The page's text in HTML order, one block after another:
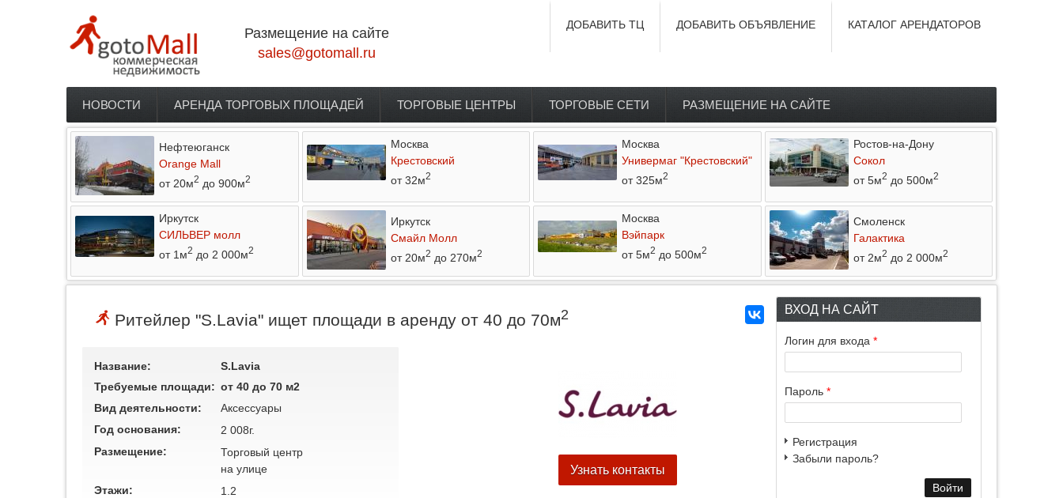
Размещение на сайте
sales@gotomall.ru
КАТАЛОГ АРЕНДАТОРОВ
ДОБАВИТЬ ОБЪЯВЛЕНИЕ
ДОБАВИТЬ ТЦ
Главное меню
НОВОСТИ АРЕНДА ТОРГОВЫХ ПЛОЩАДЕЙ ТОРГОВЫЕ ЦЕНТРЫ ТОРГОВЫЕ СЕТИ РАЗМЕЩЕНИЕ НА САЙТЕ
Нефтеюганск
Orange Mall
от 20м2 до 900м2
Москва
Крестовский
от 32м2
Москва
Универмаг "Крестовский"
от 325м2
Ростов-на-Дону
Сокол
от 5м2 до 500м2
Иркутск
СИЛЬВЕР молл
от 1м2 до 2 000м2
Иркутск
Смайл Молл
от 20м2 до 270м2
Москва
Вэйпарк
от 5м2 до 500м2
Смоленск
Галактика
от 2м2 до 2 000м2
Ритейлер "S.Lavia" ищет площади в аренду от 40 до 70м2
Название:
S.Lavia
Требуемые площади: от 40 до 70 м2
Вид деятельности:
Аксессуары
Год основания:
2 008г.
Размещение:
Торговый центр
на улице
Этажи:
1.2
Узнать контакты
ВХОД НА САЙТ
Логин для входа *
Пароль *
Регистрация
Забыли пароль?